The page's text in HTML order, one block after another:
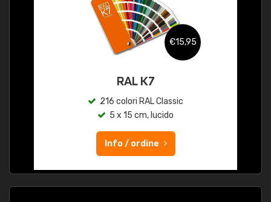
€15,95
RAL K7
216 colori RAL Classic
5 x 15 cm, lucido
Info / ordine